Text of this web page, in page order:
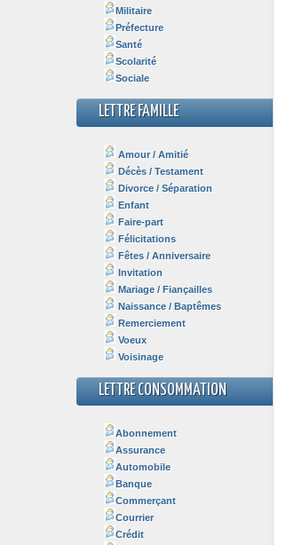
Militaire
Préfecture
Santé
Scolarité
Sociale
LETTRE FAMILLE
Amour / Amitié
Décès / Testament
Divorce / Séparation
Enfant
Faire-part
Félicitations
Fêtes / Anniversaire
Invitation
Mariage / Fiançailles
Naissance / Baptêmes
Remerciement
Voeux
Voisinage
LETTRE CONSOMMATION
Abonnement
Assurance
Automobile
Banque
Commerçant
Courrier
Crédit